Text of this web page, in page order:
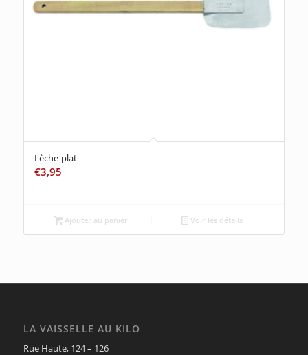
Lèche-plat
€3,95
Ajouter au panier Voir les détails
LA VAISSELLE AU KILO
Rue Haute, 124 – 126